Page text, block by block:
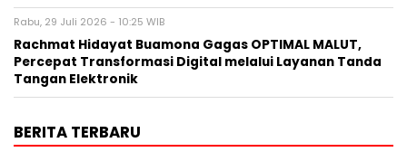
Rabu, 29 Juli 2026 - 10:25 WIB
Rachmat Hidayat Buamona Gagas OPTIMAL MALUT,
Percepat Transformasi Digital melalui Layanan Tanda
Tangan Elektronik
BERITA TERBARU